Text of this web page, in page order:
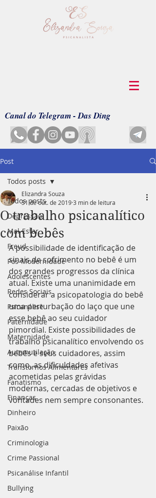
Canal do Telegram - Das Ding
Post
Todos posts
Depressão
Mal-Estar
Freud
Pós-Modernidade
Adolescentes
Redes Sociais
Psicanálise
Paternidade
Maternidade
Automutilação
Transtornos Alimentares
Fanatismo
Finanças
Dinheiro
Paixão
Criminologia
Crime Passional
Psicanálise Infantil
Bullying
Todos posts
O trabalho psicanalítico
com bebês
Elizandra Souza
31 de out. de 20193 min de leitura
A possibilidade de identificação de
sinais de sofrimento no bebê é um
dos grandes progressos da clínica
atual. Existe uma unanimidade em
considerar a psicopatologia do bebê
uma perturbação do laço que une
esse bebê ao seu cuidador
pimordial. Existe possibilidades de
trabalho psicanalítico envolvendo os
bebês e seus cuidadores, assim
como, as dificuldades afetivas
acometidas pelas grávidas
modernas, cercadas de objetivos e
vontades nem sempre consonantes.